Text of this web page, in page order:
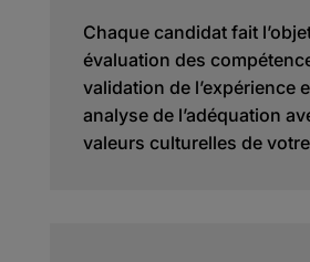
Chaque candidat fait
évaluation des
validation de l’expérience
analyse de l’adéquation
valeurs culturelles de